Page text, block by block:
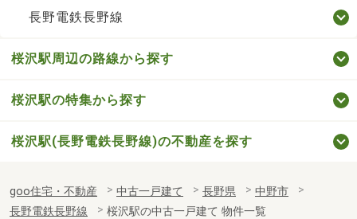
長野電鉄長野線
桜沢駅周辺の路線から探す
桜沢駅の特集から探す
桜沢駅(長野電鉄長野線)の不動産を探す
goo住宅・不動産 中古一戸建て 長野県
中野市
長野電鉄長野線
桜沢駅の中古一戸建て 物件一覧